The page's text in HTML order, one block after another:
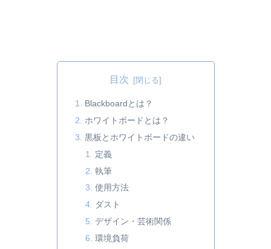
目次
Blackboardとは？
ホワイトボードとは？
黒板とホワイトボードの違い
定義
執筆
使用方法
ダスト
デザイン・芸術関係
環境負荷